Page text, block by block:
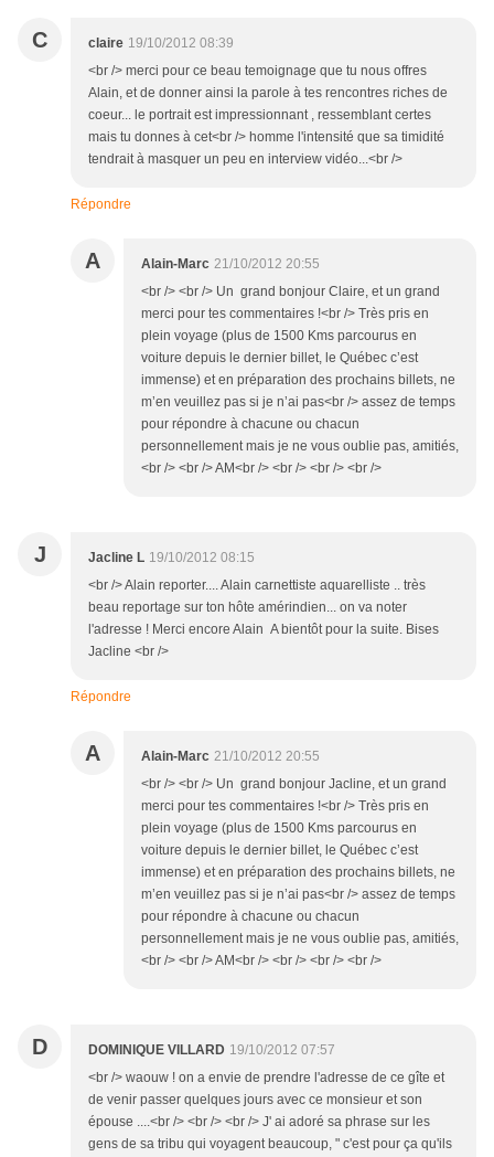
C claire 19/10/2012 08:39
<br /> merci pour ce beau temoignage que tu nous offres
Alain, et de donner ainsi la parole à tes rencontres riches de
coeur... le portrait est impressionnant , ressemblant certes
mais tu donnes à cet<br /> homme l'intensité que sa timidité
tendrait à masquer un peu en interview vidéo...<br />
Répondre
A Alain-Marc 21/10/2012 20:55
<br /> <br /> Un grand bonjour Claire, et un grand
merci pour tes commentaires !<br /> Très pris en
plein voyage (plus de 1500 Kms parcourus en
voiture depuis le dernier billet, le Québec c’est
immense) et en préparation des prochains billets, ne
m’en veuillez pas si je n’ai pas<br /> assez de temps
pour répondre à chacune ou chacun
personnellement mais je ne vous oublie pas, amitiés,
<br /> <br /> AM<br /> <br /> <br /> <br />
J Jacline L 19/10/2012 08:15
<br /> Alain reporter.... Alain carnettiste aquarelliste .. très
beau reportage sur ton hôte amérindien... on va noter
l'adresse ! Merci encore Alain A bientôt pour la suite. Bises
Jacline <br />
Répondre
A Alain-Marc 21/10/2012 20:55
<br /> <br /> Un grand bonjour Jacline, et un grand
merci pour tes commentaires !<br /> Très pris en
plein voyage (plus de 1500 Kms parcourus en
voiture depuis le dernier billet, le Québec c’est
immense) et en préparation des prochains billets, ne
m’en veuillez pas si je n’ai pas<br /> assez de temps
pour répondre à chacune ou chacun
personnellement mais je ne vous oublie pas, amitiés,
<br /> <br /> AM<br /> <br /> <br /> <br />
D DOMINIQUE VILLARD 19/10/2012 07:57
<br /> waouw ! on a envie de prendre l'adresse de ce gîte et
de venir passer quelques jours avec ce monsieur et son
épouse ....<br /> <br /> <br /> J' ai adoré sa phrase sur les
gens de sa tribu qui voyagent beaucoup, " c'est pour ça qu'ils